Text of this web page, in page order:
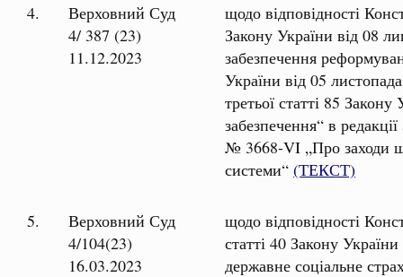
4.
Верховний Суд
4/ 387 (23)
11.12.2023
щодо відповідності
Закону України від 08
забезпечення
України від 05
третьої статті 85
забезпечення“ в
№ 3668-VI „Про заходи
системи“ (ТЕКСТ)
5.
Верховний Суд
4/104(23)
16.03.2023
щодо відповідності
статті 40 Закону
державне соціальне